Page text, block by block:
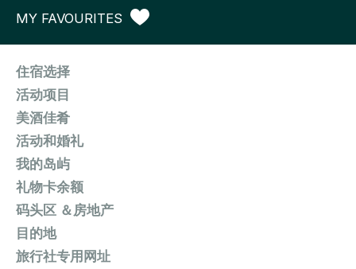
MY FAVOURITES
住宿选择
活动项目
美酒佳肴
活动和婚礼
我的岛屿
礼物卡余额
码头区 ＆房地产
目的地
旅行社专用网址